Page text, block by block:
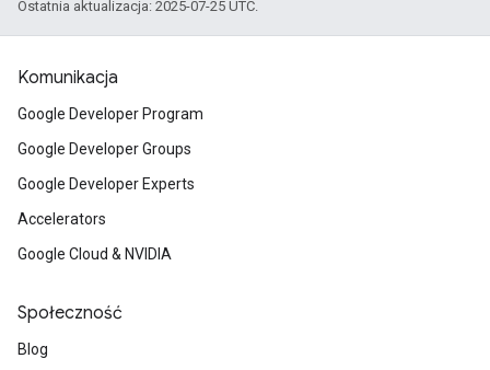
Ostatnia aktualizacja: 2025-07-25 UTC.
Komunikacja
Google Developer Program
Google Developer Groups
Google Developer Experts
Accelerators
Google Cloud & NVIDIA
Społeczność
Blog